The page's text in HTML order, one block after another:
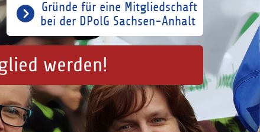
Gründe für eine Mitgliedschaft
bei der DPolG Sachsen-Anhalt
werden!